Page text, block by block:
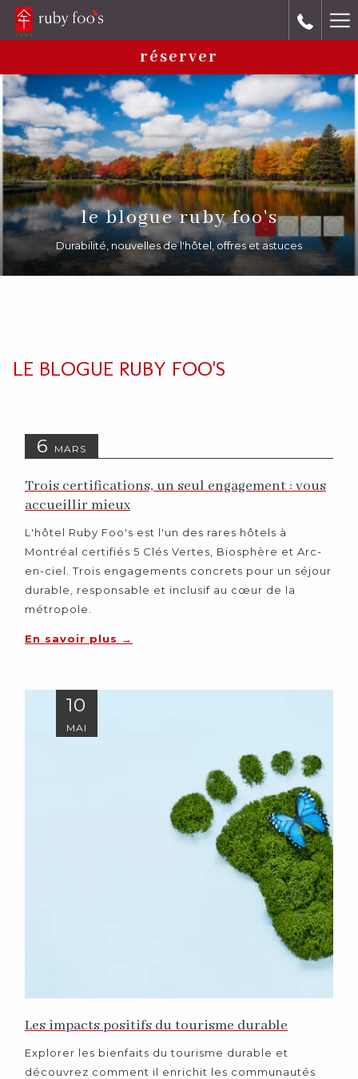
réserver
le blogue ruby foo's
Durabilité, nouvelles de l'hôtel, offres et astuces
LE BLOGUE RUBY FOO'S
6 MARS
Trois certifications, un seul engagement : vous
accueillir mieux
L'hôtel Ruby Foo's est l'un des rares hôtels à
Montréal certifiés 5 Clés Vertes, Biosphère et Arc-
en-ciel. Trois engagements concrets pour un séjour
durable, responsable et inclusif au cœur de la
métropole.
En savoir plus
10
MAI
Les impacts positifs du tourisme durable
Explorer les bienfaits du tourisme durable et
découvrez comment il enrichit les communautés